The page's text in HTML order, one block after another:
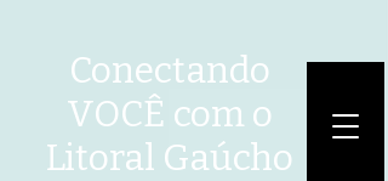
Conectando
VOCÊ com o
Litoral Gaúcho